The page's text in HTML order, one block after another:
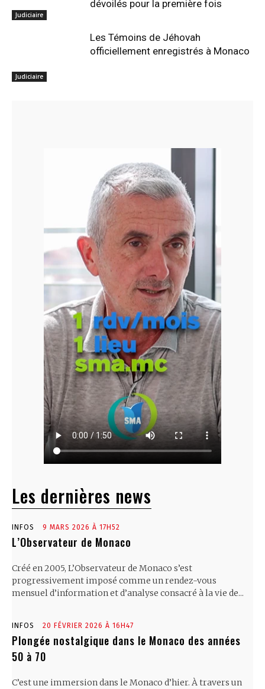
Judiciaire
dévoilés pour la première fois
Judiciaire
Les Témoins de Jéhovah
officiellement enregistrés à Monaco
Les dernières news
INFOS 9 MARS 2026 À 17H52
L’Observateur de Monaco
Créé en 2005, L’Observateur de Monaco s’est
progressivement imposé comme un rendez-vous
mensuel d’information et d’analyse consacré à la vie de...
INFOS 20 FÉVRIER 2026 À 16H47
Plongée nostalgique dans le Monaco des années
50 à 70
C’est une immersion dans le Monaco d’hier. À travers un